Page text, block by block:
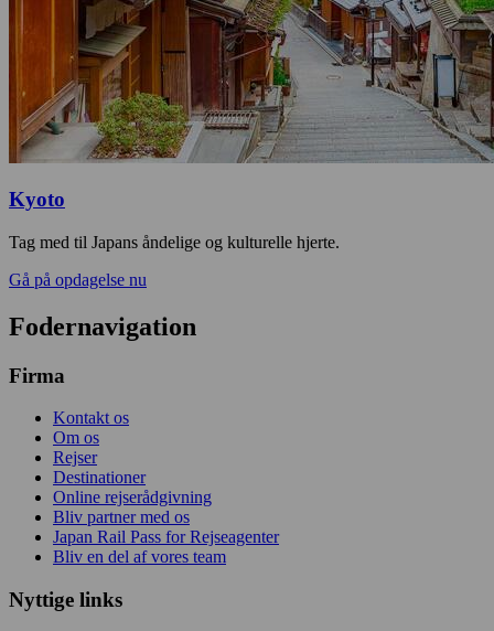
Kyoto
Tag med til Japans åndelige og kulturelle hjerte.
Gå på opdagelse nu
Fodernavigation
Firma
Kontakt os
Om os
Rejser
Destinationer
Online rejserådgivning
Bliv partner med os
Japan Rail Pass for Rejseagenter
Bliv en del af vores team
Nyttige links